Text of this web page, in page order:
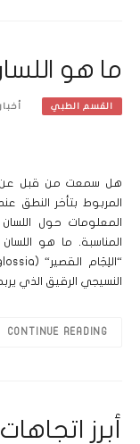
ما هو
القسم الطبي
هل سمعت من قبل عن
المربوط بتأخر النطق
المعلومات حول
المناسبة. ما هو
النسيجي الرقيق الذي
CONTINUE READING
أبرز اتجاهات